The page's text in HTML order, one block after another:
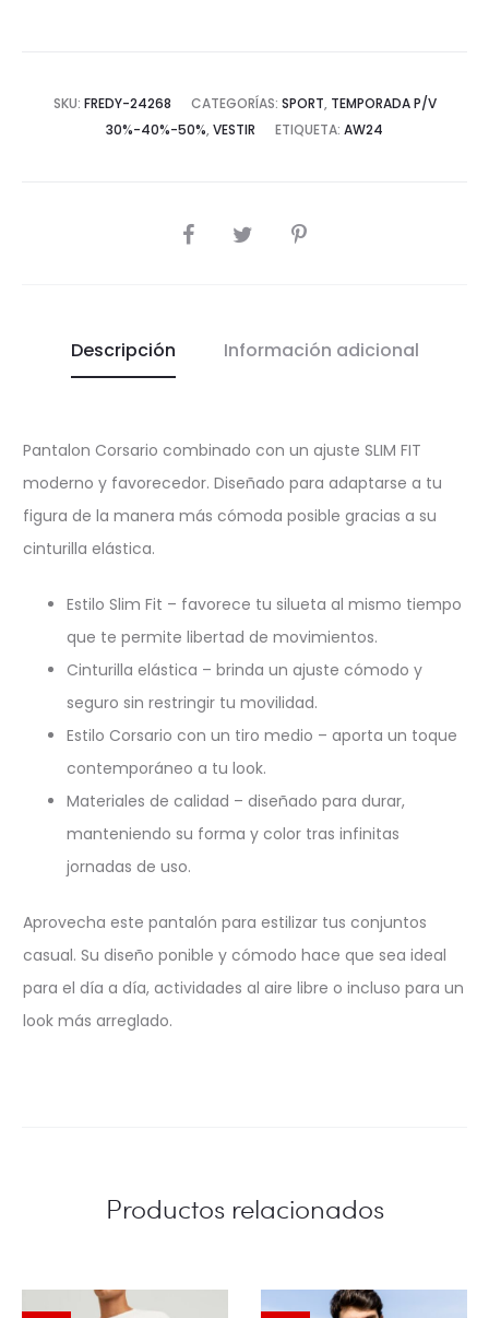
SKU: FREDY-24268 CATEGORÍAS: SPORT, TEMPORADA P/V
30%-40%-50%, VESTIR ETIQUETA: AW24
COMPARTIR
Descripción Información adicional
Pantalon Corsario combinado con un ajuste SLIM FIT
moderno y favorecedor. Diseñado para adaptarse a tu
figura de la manera más cómoda posible gracias a su
cinturilla elástica.
Estilo Slim Fit – favorece tu silueta al mismo tiempo
que te permite libertad de movimientos.
Cinturilla elástica – brinda un ajuste cómodo y
seguro sin restringir tu movilidad.
Estilo Corsario con un tiro medio – aporta un toque
contemporáneo a tu look.
Materiales de calidad – diseñado para durar,
manteniendo su forma y color tras infinitas
jornadas de uso.
Aprovecha este pantalón para estilizar tus conjuntos
casual. Su diseño ponible y cómodo hace que sea ideal
para el día a día, actividades al aire libre o incluso para un
look más arreglado.
Productos relacionados